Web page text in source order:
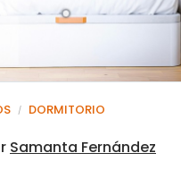
/ DORMITORIO
Samanta Fernández